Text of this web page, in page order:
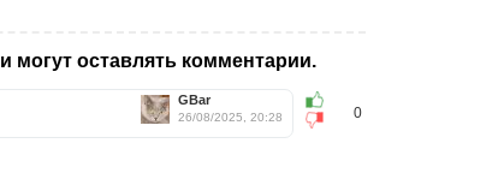
могут оставлять комментарии.
0
GBar
26/08/2025, 20:28